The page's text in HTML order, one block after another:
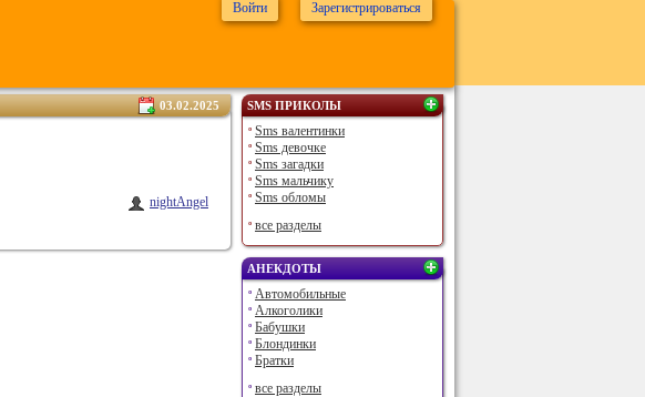
03.02.2025
nightAngel
SMS ПРИКОЛЫ
Sms валентинки
Sms девочке
Sms загадки
Sms мальчику
Sms обломы
все разделы
АНЕКДОТЫ
Автомобильные
Алкоголики
Бабушки
Блондинки
Братки
все разделы
Войти Зарегистрироваться